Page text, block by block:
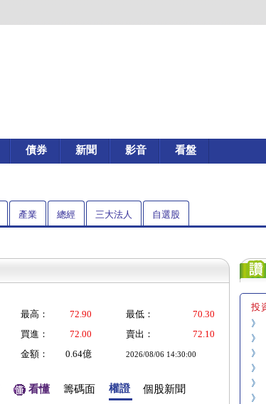
債券 新聞 影音 看盤
產業 總經 三大法人 自選股
最高： 72.90 最低：
70.30
買進： 72.00 賣出：
72.10
金額： 0.64億 2026/08/06 14:30:00
看懂 籌碼面 權證 個股新聞
投
》
》
》
》
》
》